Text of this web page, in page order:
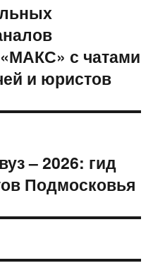
с чатами
и юристов
– 2026: гид
Подмосковья